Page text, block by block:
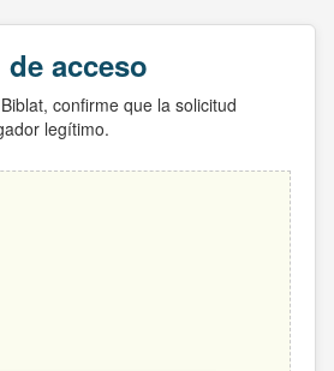
acceso
confirme que la solicitud
legítimo.